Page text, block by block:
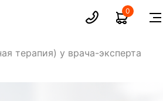
0
терапия) у врача-эксперта